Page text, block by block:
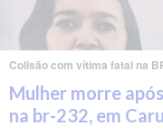
Colisão com vítima fatal na
Mulher morre
na br-232, em